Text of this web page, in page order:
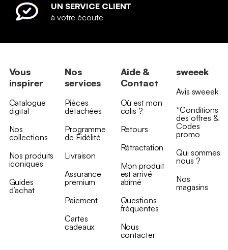
UN SERVICE CLIENT
à votre écoute
Vous
inspirer
Catalogue
digital
Nos
collections
Nos produits
iconiques
Guides
d’achat
Nos
services
Pièces
détachées
Programme
de Fidélité
Livraison
Assurance
premium
Paiement
Cartes
cadeaux
Aide &
Contact
Où est mon
colis ?
Retours
Rétractation
Mon produit
est arrivé
abîmé
Questions
fréquentes
Nous
contacter
sweeek
Avis sweeek
*Conditions
des offres &
Codes
promo
Qui sommes
nous ?
Nos
magasins